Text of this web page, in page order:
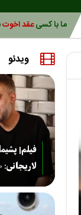
ما با کسیعقد اخوت
ویدئو
فیلم|